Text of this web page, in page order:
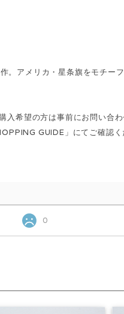
アメリカ・星条旗をモチー
希望の方は事前にお問い合わ
GUIDE」にてご確認く
0